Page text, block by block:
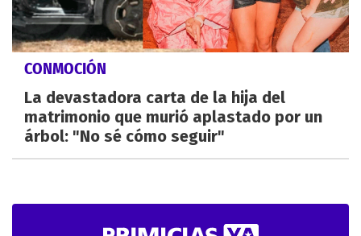
CONMOCIÓN
La devastadora carta de la hija del
matrimonio que murió aplastado por un
árbol: "No sé cómo seguir"